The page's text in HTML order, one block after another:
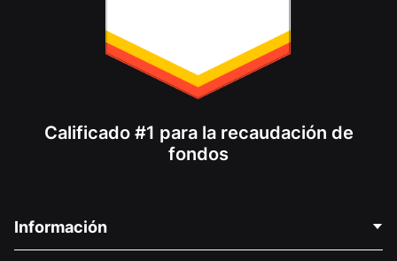
Calificado #1 para la recaudación de
fondos
Información